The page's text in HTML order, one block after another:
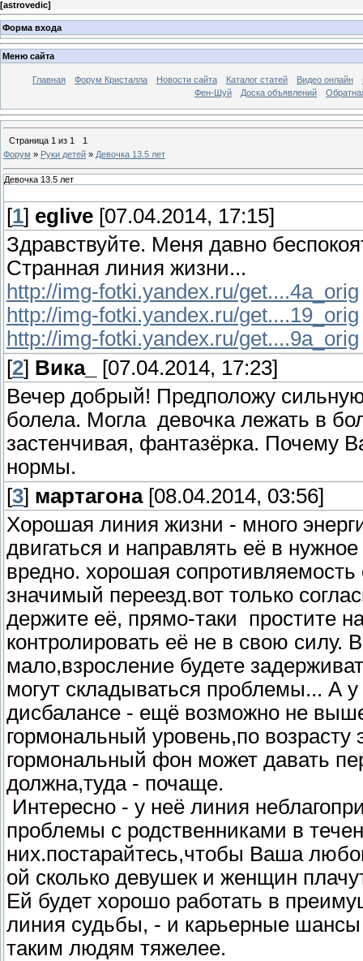
[astrovedic]
Форма входа
Меню сайта
Главная Форум Кристалла Новости сайта Каталог статей Видео онлайн
Фен-Шуй
Доска объявлений
Страница 1 из 1
1
Форум » Руки детей » Девочка 13.5 лет
Девочка 13.5 лет
[1] eglive [07.04.2014, 17:15]
Здравствуйте. Меня давно
Странная линия жизни...
http://img-fotki.yandex.ru/get....4a_orig
http://img-fotki.yandex.ru/get....19_orig
http://img-fotki.yandex.ru/get....9a_orig
[2] Вика_
[07.04.2014, 17:23]
Вечер добрый! Предположу
болела. Могла девочка лежать в
застенчивая, фантазёрка. Почему
нормы.
[3] мартагона[08.04.2014, 03:56]
Хорошая линия жизни - много
двигаться и направлять её в
вредно. хорошая
значимый переезд.вот только
держите её, прямо-таки простите
контролировать её не в свою силу.
мало,взросление будете
могут складываться проблемы... А
дисбалансе - ещё возможно не
гормональный уровень,по
гормональный фон может давать
должна,туда - почаще.
Интересно - у неё линия
проблемы с родственниками в
них.постарайтесь,чтобы Ваша
ой сколько девушек и женщин
Ей будет хорошо работать в
линия судьбы, - и карьерные
таким людям тяжелее.